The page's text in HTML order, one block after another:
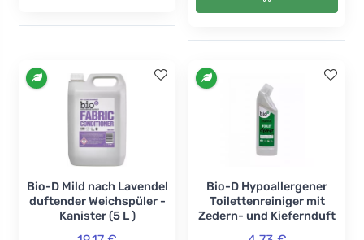
Bio-D Mild nach Lavendel
duftender Weichspüler -
Kanister (5 L )
Bio-D Hypoallergener
Toilettenreiniger mit
Zedern- und Kiefernduft